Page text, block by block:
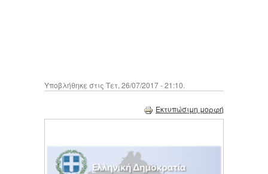
Υποβλήθηκε στις Τετ, 26/07/2017 - 21:10.
Εκτυπώσιμη μορφή